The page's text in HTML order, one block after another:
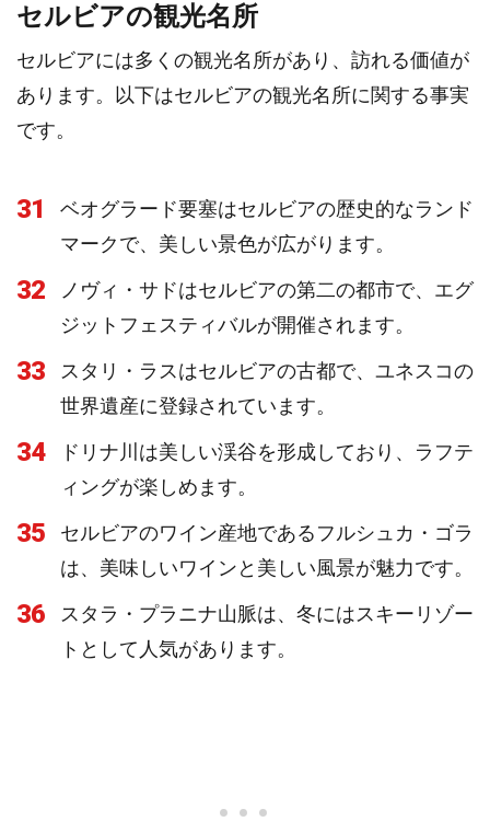
セルビアの観光名所
セルビアには多くの観光名所があり、訪れる価値が
あります。以下はセルビアの観光名所に関する事実
です。
31
ベオグラード要塞はセルビアの歴史的なランド
マークで、美しい景色が広がります。
32
ノヴィ・サドはセルビアの第二の都市で、エグ
ジットフェスティバルが開催されます。
33
スタリ・ラスはセルビアの古都で、ユネスコの
世界遺産に登録されています。
34
ドリナ川は美しい渓谷を形成しており、ラフテ
ィングが楽しめます。
35
セルビアのワイン産地であるフルシュカ・ゴラ
は、美味しいワインと美しい風景が魅力です。
36
スタラ・プラニナ山脈は、冬にはスキーリゾー
トとして人気があります。